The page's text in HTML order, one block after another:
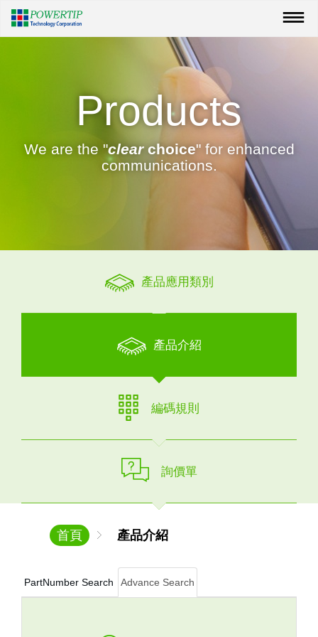
Products
We are the "clearchoice" for enhanced
communications.
產品應用類別
產品介紹
編碼規則
詢價單
首頁 產品介紹
PartNumber Search Advance Search